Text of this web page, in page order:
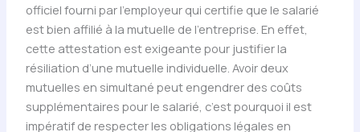
officiel fourni par l’employeur qui certifie que le salarié
est bien affilié à la mutuelle de l’entreprise. En effet,
cette attestation est exigeante pour justifier la
résiliation d’une mutuelle individuelle. Avoir deux
mutuelles en simultané peut engendrer des coûts
supplémentaires pour le salarié, c’est pourquoi il est
impératif de respecter les obligations légales en